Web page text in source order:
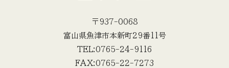
〒937-0068
富山県魚津市本新町29番11号
TEL:0765-24-9116
FAX:0765-22-7273